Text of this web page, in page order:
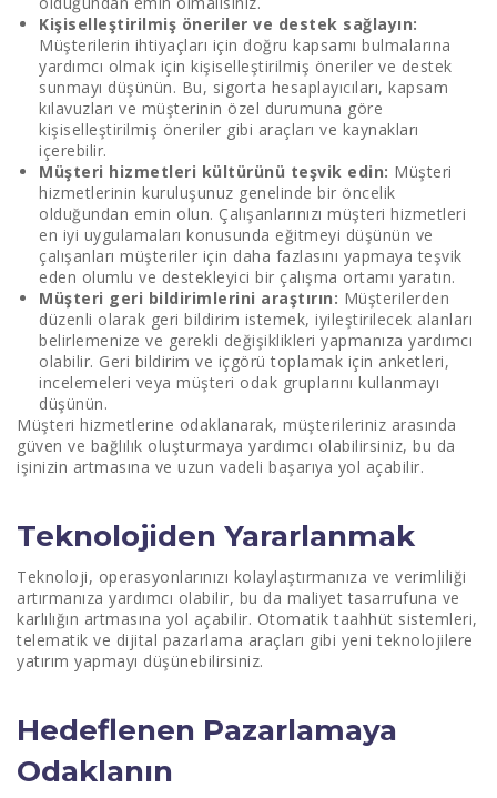
Kişiselleştirilmiş öneriler ve destek sağlayın:
Müşterilerin ihtiyaçları için doğru kapsamı bulmalarına
yardımcı olmak için kişiselleştirilmiş öneriler ve destek
sunmayı düşünün. Bu, sigorta hesaplayıcıları, kapsam
kılavuzları ve müşterinin özel durumuna göre
kişiselleştirilmiş öneriler gibi araçları ve kaynakları
içerebilir.
Müşteri hizmetleri kültürünü teşvik edin: Müşteri
hizmetlerinin kuruluşunuz genelinde bir öncelik
olduğundan emin olun. Çalışanlarınızı müşteri hizmetleri
en iyi uygulamaları konusunda eğitmeyi düşünün ve
çalışanları müşteriler için daha fazlasını yapmaya teşvik
eden olumlu ve destekleyici bir çalışma ortamı yaratın.
Müşteri geri bildirimlerini araştırın: Müşterilerden
düzenli olarak geri bildirim istemek, iyileştirilecek alanları
belirlemenize ve gerekli değişiklikleri yapmanıza yardımcı
olabilir. Geri bildirim ve içgörü toplamak için anketleri,
incelemeleri veya müşteri odak gruplarını kullanmayı
düşünün.
Müşteri hizmetlerine odaklanarak, müşterileriniz arasında
güven ve bağlılık oluşturmaya yardımcı olabilirsiniz, bu da
işinizin artmasına ve uzun vadeli başarıya yol açabilir.
Teknolojiden Yararlanmak
Teknoloji, operasyonlarınızı kolaylaştırmanıza ve verimliliği
artırmanıza yardımcı olabilir, bu da maliyet tasarrufuna ve
karlılığın artmasına yol açabilir. Otomatik taahhüt sistemleri,
telematik ve dijital pazarlama araçları gibi yeni teknolojilere
yatırım yapmayı düşünebilirsiniz.
Hedeflenen Pazarlamaya
Odaklanın